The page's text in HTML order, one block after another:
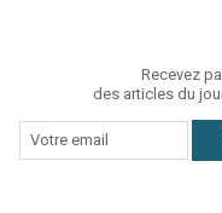
Recevez
des articles du